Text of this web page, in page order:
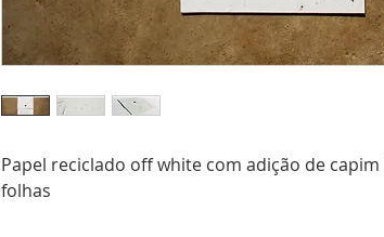
Papel reciclado off white com adição de
folhas